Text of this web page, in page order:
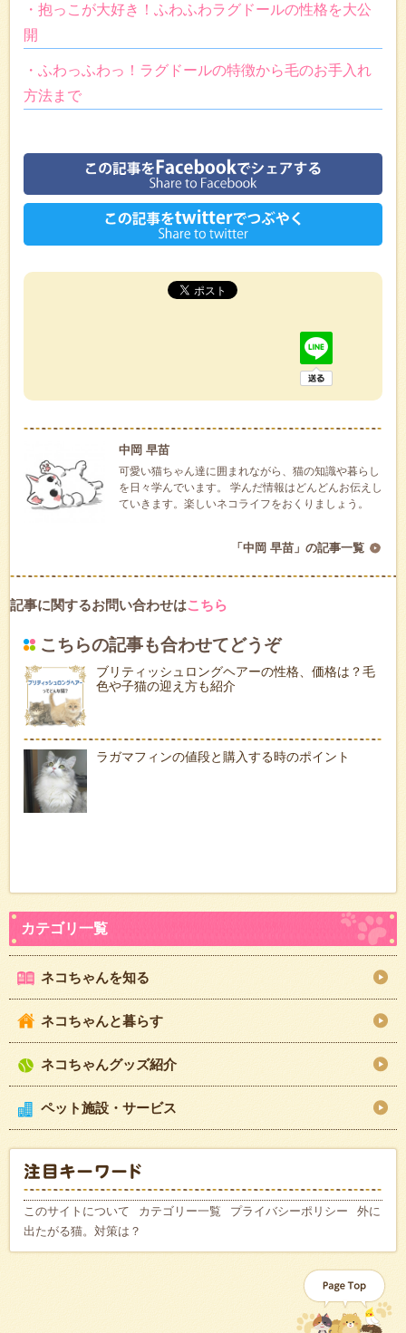
・抱っこが大好き！ふわふわラグドールの性格を大公
開
・ふわっふわっ！ラグドールの特徴から毛のお手入れ
方法まで
中岡 早苗
可愛い猫ちゃん達に囲まれながら、猫の知識や暮らし
を日々学んでいます。 学んだ情報はどんどんお伝えし
ていきます。楽しいネコライフをおくりましょう。
「中岡 早苗」の記事一覧
記事に関するお問い合わせはこちら
こちらの記事も合わせてどうぞ
ブリティッシュロングヘアーの性格、価格は？毛
色や子猫の迎え方も紹介
ラガマフィンの値段と購入する時のポイント
ネコちゃんを知る
ネコちゃんと暮らす
ネコちゃんグッズ紹介
ペット施設・サービス
このサイトについて カテゴリー一覧 プライバシーポリシー
外に
出たがる猫。対策は？